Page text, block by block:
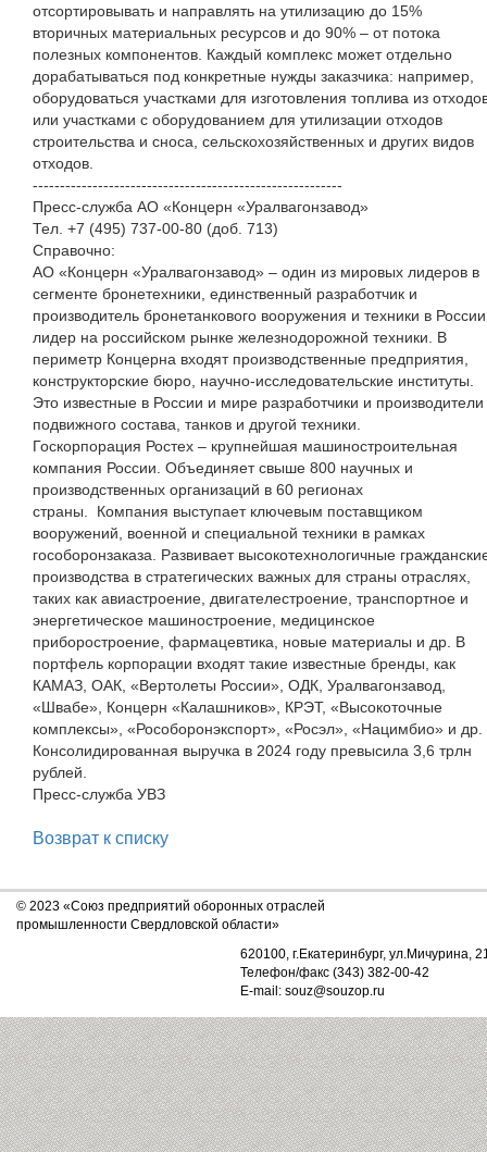
отсортировывать и направлять на утилизацию до 15%
вторичных материальных ресурсов и до 90% – от потока
полезных компонентов. Каждый комплекс может отдельно
дорабатываться под конкретные нужды заказчика: например,
оборудоваться участками для изготовления топлива из
или участками с оборудованием для утилизации отходов
строительства и сноса, сельскохозяйственных и других видов
отходов.
---------------------------------------------------------
Пресс-служба АО «Концерн «Уралвагонзавод»
Тел. +7 (495) 737-00-80 (доб. 713)
Справочно:
АО «Концерн «Уралвагонзавод» – один из мировых лидеров в
сегменте бронетехники, единственный разработчик и
производитель бронетанкового вооружения и техники в
лидер на российском рынке железнодорожной техники. В
периметр Концерна входят производственные предприятия,
конструкторские бюро, научно-исследовательские институты.
Это известные в России и мире разработчики и производители
подвижного состава, танков и другой техники.
Госкорпорация Ростех – крупнейшая машиностроительная
компания России. Объединяет свыше 800 научных и
производственных организаций в 60 регионах
страны. Компания выступает ключевым поставщиком
вооружений, военной и специальной техники в рамках
гособоронзаказа. Развивает высокотехнологичные
производства в стратегических важных для страны отраслях,
таких как авиастроение, двигателестроение, транспортное и
энергетическое машиностроение, медицинское
приборостроение, фармацевтика, новые материалы и др. В
портфель корпорации входят такие известные бренды, как
КАМАЗ, ОАК, «Вертолеты России», ОДК, Уралвагонзавод,
«Швабе», Концерн «Калашников», КРЭТ, «Высокоточные
комплексы», «Рособоронэкспорт», «Росэл», «Нацимбио» и др.
Консолидированная выручка в 2024 году превысила 3,6 трлн
рублей.
Пресс-служба УВЗ
Возврат к списку
© 2023 «Союз предприятий оборонных отраслей
промышленности Свердловской области»
620100, г.Екатеринбург, ул.Мичурина,
Телефон/факс (343) 382-00-42
E-mail: souz@souzop.ru